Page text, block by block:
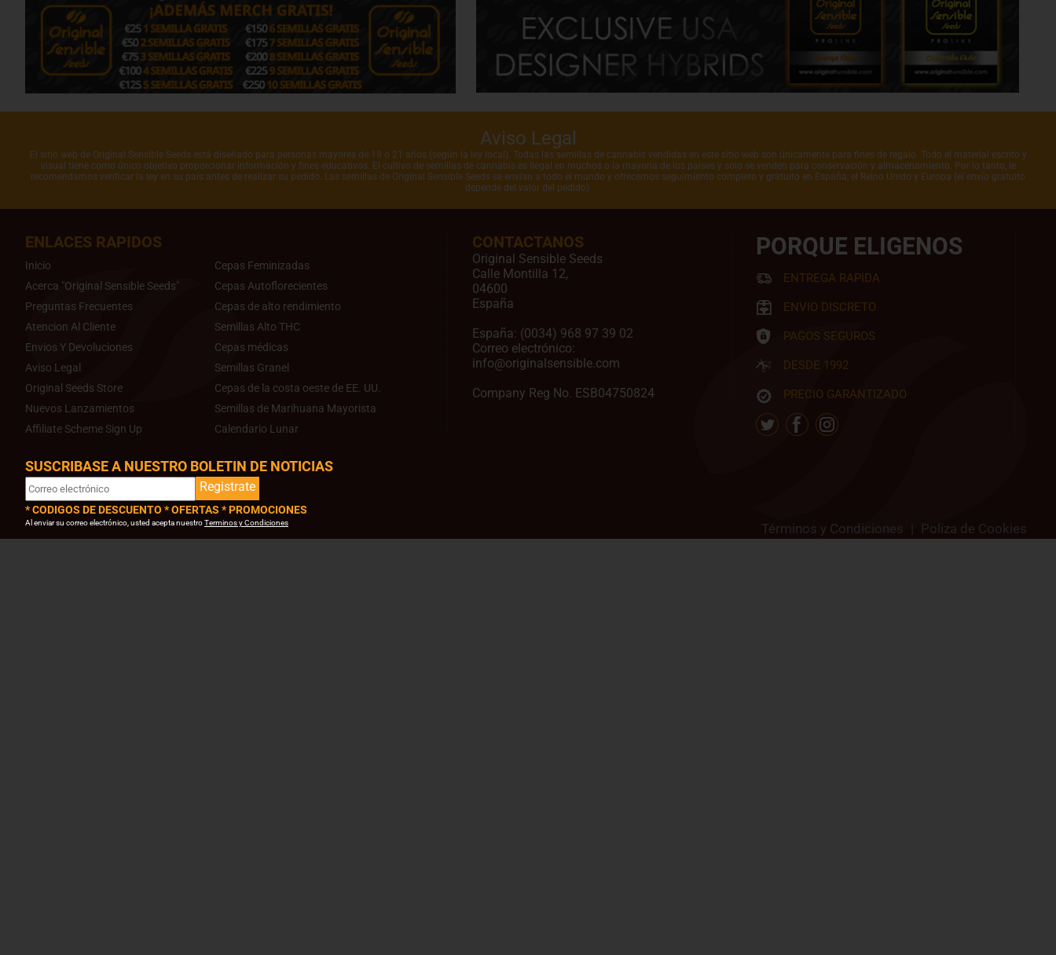
Aviso Legal
El sitio web de Original Sensible Seeds está diseñado para personas mayores de 18 o 21 años (según la ley local). Todas las semillas de cannabis vendidas en este sitio web son únicamente para fines de regalo. Todo el material escrito y
visual tiene como único objetivo proporcionar información y fines educativos. El cultivo de semillas de cannabis es ilegal en muchos o la mayoría de los países y solo se venden para conservación y almacenamiento. Por lo tanto, le
recomendamos verificar la ley en su país antes de realizar su pedido. Las semillas de Original Sensible Seeds se envían a todo el mundo y ofrecemos seguimiento completo y gratuito en España, el Reino Unido y Europa (el envío gratuito
depende del valor del pedido).
ENLACES RAPIDOS
Inicio
Acerca "Original Sensible Seeds"
Preguntas Frecuentes
Atencion Al Cliente
Envios Y Devoluciones
Aviso Legal
Original Seeds Store
Nuevos Lanzamientos
Affiliate Scheme Sign Up
Cepas Feminizadas
Cepas Autoflorecientes
Cepas de alto rendimiento
Semillas Alto THC
Cepas médicas
Semillas Granel
Cepas de la costa oeste de EE. UU.
Semillas de Marihuana Mayorista
Calendario Lunar
CONTACTANOS
Original Sensible Seeds
Calle Montilla 12,
04600
España
España: (0034) 968 97 39 02
Correo electrónico:
info@originalsensible.com
Company Reg No. ESB04750824
PORQUE ELIGENOS
ENTREGA RAPIDA
ENVIO DISCRETO
PAGOS SEGUROS
DESDE 1992
PRECIO GARANTIZADO
SUSCRIBASE A NUESTRO BOLETIN DE NOTICIAS
Registrate
* CODIGOS DE DESCUENTO * OFERTAS * PROMOCIONES
Al enviar su correo electrónico, usted acepta nuestroTerminos y Condiciones Términos y Condiciones Poliza de Cookies